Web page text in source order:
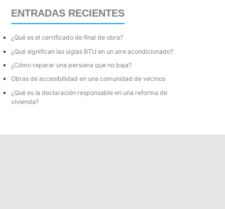
s
a
r
ENTRADAS RECIENTES
¿Qué es el certificado de final de obra?
¿Qué significan las siglas BTU en un aire acondicionado?
¿Cómo reparar una persiana que no baja?
Obras de accesibilidad en una comunidad de vecinos
¿Qué es la declaración responsable en una reforma de
vivienda?